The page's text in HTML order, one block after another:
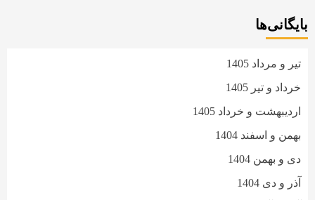
بایگانی‌ها
تیر و مرداد 1405
خرداد و تیر 1405
اردیبهشت و خرداد 1405
بهمن و اسفند 1404
دی و بهمن 1404
آذر و دی 1404